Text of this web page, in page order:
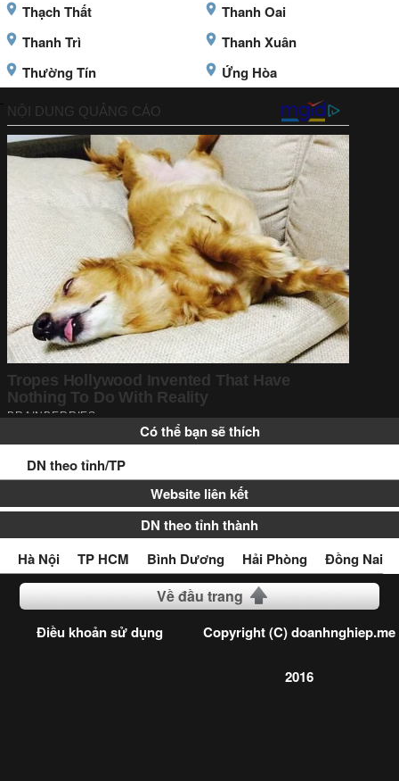
Thạch Thất
Thanh Oai
Thanh Trì
Thanh Xuân
Thường Tín
Ứng Hòa
Có thể bạn sẽ thích
DN theo tỉnh/TP
Website liên kết
DN theo tỉnh thành
Hà Nội
TP HCM Bình Dương Hải Phòng Đồng Nai
Về đầu trang
Điều khoản sử dụng Copyright (C) doanhnghiep.me
2016